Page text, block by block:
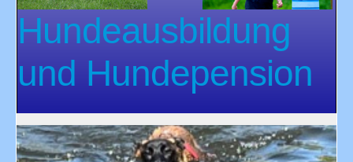
Hundeausbildung
und Hundepension